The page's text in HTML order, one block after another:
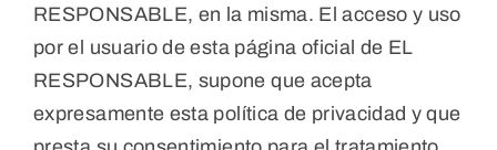
RESPONSABLE, en la misma. El acceso y uso
por el usuario de esta página oficial de EL
RESPONSABLE, supone que acepta
expresamente esta política de privacidad y que